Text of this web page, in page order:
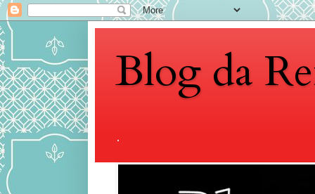
Blog da
.